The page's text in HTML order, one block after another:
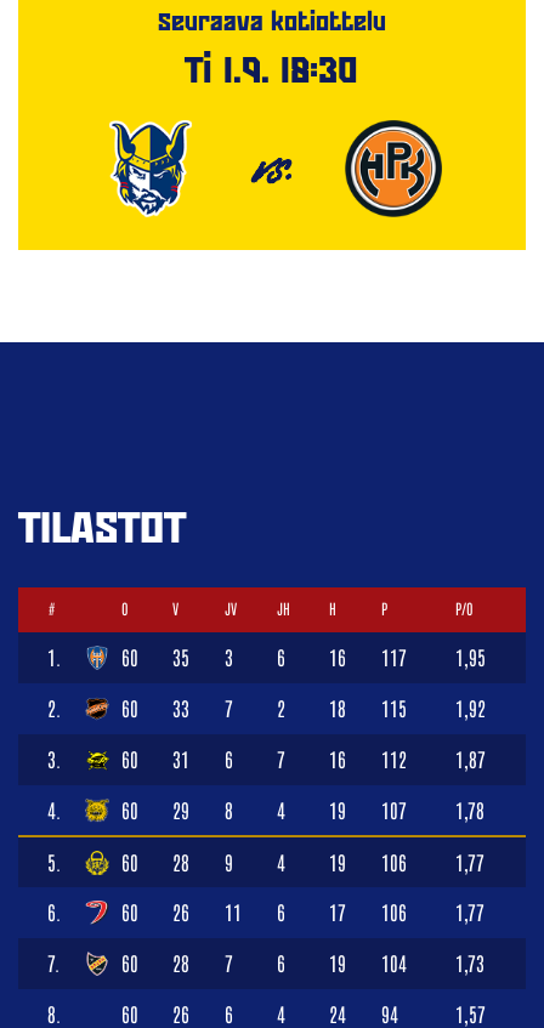
Seuraava kotiottelu
Ti 1.9. 18:30
VS.
TILASTOT
# O V JV JH H P P/O
1. 60 35 3 6 16 117 1,95
2. 60 33 7 2 18 115 1,92
3. 60 31 6 7 16 112 1,87
4. 60 29 8 4 19 107 1,78
5. 60 28 9 4 19 106 1,77
6. 60 26 11 6 17 106 1,77
7. 60 28 7 6 19 104 1,73
8. 60 26 6 4 24 94 1,57